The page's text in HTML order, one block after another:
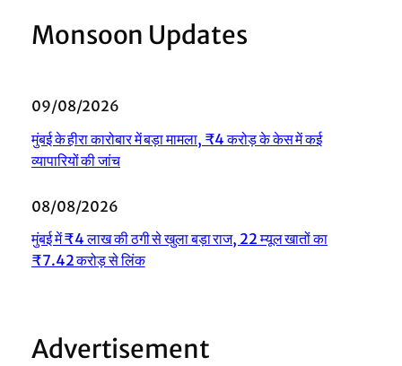
Monsoon Updates
09/08/2026
मुंबई के हीरा कारोबार में बड़ा मामला, ₹4 करोड़ के केस में कई
व्यापारियों की जांच
08/08/2026
मुंबई में ₹4 लाख की ठगी से खुला बड़ा राज, 22 म्यूल खातों का
₹7.42 करोड़ से लिंक
Advertisement